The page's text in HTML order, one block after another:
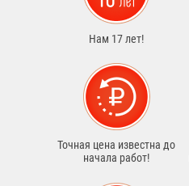
Нам 17 лет!
Точная цена известна до
начала работ!